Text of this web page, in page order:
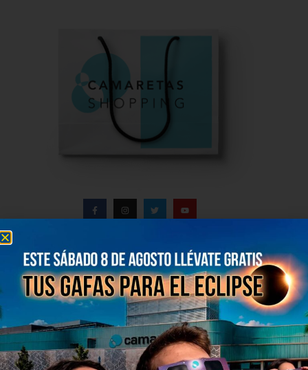
Información del centro
Información general
Directorio de tiendas y Planos
Contacto
Política de Privacidad
Aviso Legal